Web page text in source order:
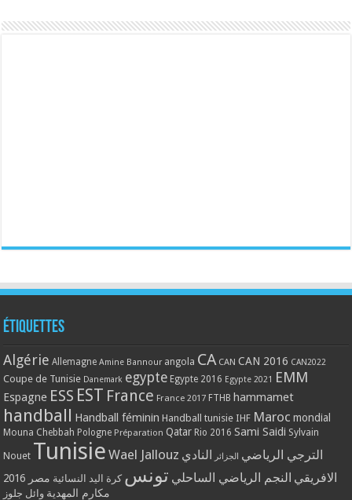
Étiquettes
Algérie Allemagne Amine Bannour angola CA CAN CAN 2016 CAN2022
Coupe de Tunisie Danemark egypte Egypte 2016 Egypte 2021 EMM
Espagne ESS EST France France 2017 FTHB hammamet
handball Handball féminin Handball tunisie IHF Maroc mondial
Mouna Chebbah Pologne Préparation Qatar Rio 2016 Sami Saidi Sylvain
Nouet Tunisie Wael Jallouz الترجي الرياضي الجزائر النادي
الافريقي النجم الرياضي الساحلي تونس كرة اليد النسائية مصر 2016
مكارم المهدية وائل جلوز